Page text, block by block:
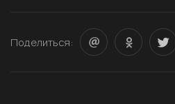
Поделиться: